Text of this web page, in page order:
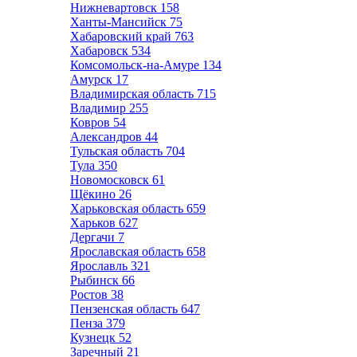
Нижневартовск 158
Ханты-Мансийск 75
Хабаровский край 763
Хабаровск 534
Комсомольск-на-Амуре 134
Амурск 17
Владимирская область 715
Владимир 255
Ковров 54
Александров 44
Тульская область 704
Тула 350
Новомосковск 61
Щёкино 26
Харьковская область 659
Харьков 627
Дергачи 7
Ярославская область 658
Ярославль 321
Рыбинск 66
Ростов 38
Пензенская область 647
Пенза 379
Кузнецк 52
Заречный 21